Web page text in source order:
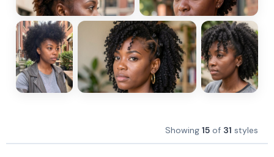
Showing 15 of 31 styles